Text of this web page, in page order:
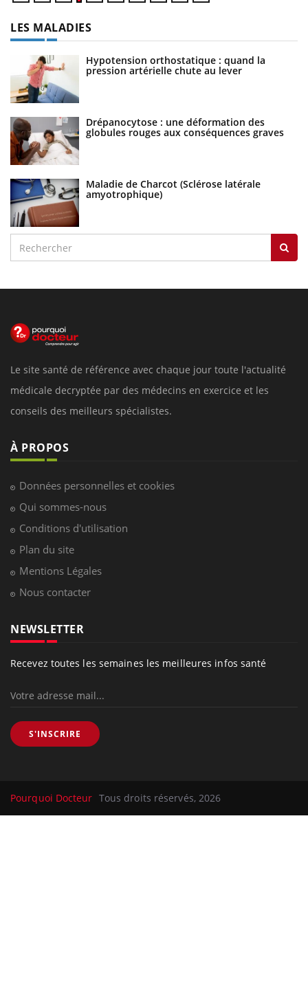
LES MALADIES
Hypotension orthostatique : quand la
pression artérielle chute au lever
Drépanocytose : une déformation des
globules rouges aux conséquences graves
Maladie de Charcot (Sclérose latérale
amyotrophique)
Le site santé de référence avec chaque jour toute l'actualité
médicale decryptée par des médecins en exercice et les
conseils des meilleurs spécialistes.
À PROPOS
Données personnelles et cookies
Qui sommes-nous
Conditions d'utilisation
Plan du site
Mentions Légales
Nous contacter
NEWSLETTER
Recevez toutes les semaines les meilleures infos santé
S'INSCRIRE
Pourquoi Docteur Tous droits réservés, 2026